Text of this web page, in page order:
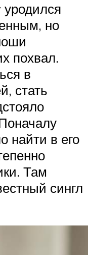
уродился
но
похвал.
в
стать
найти в его
Там
сингл